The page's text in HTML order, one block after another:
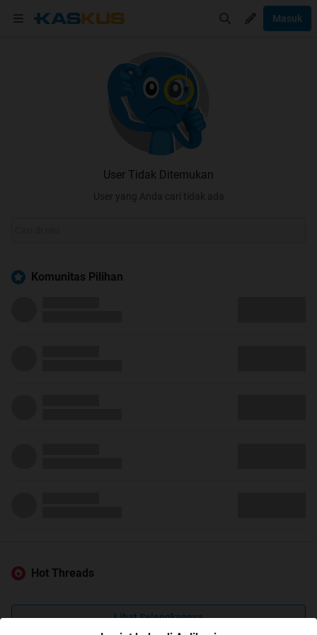
Masuk
User Tidak Ditemukan
User yang Anda cari tidak ada
Komunitas Pilihan
Hot Threads
Lihat Selengkapnya